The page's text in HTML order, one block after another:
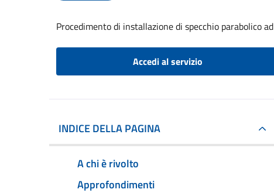
Procedimento di installazione di specchio parabolico
Accedi al servizio
INDICE DELLA PAGINA
A chi è rivolto
Approfondimenti